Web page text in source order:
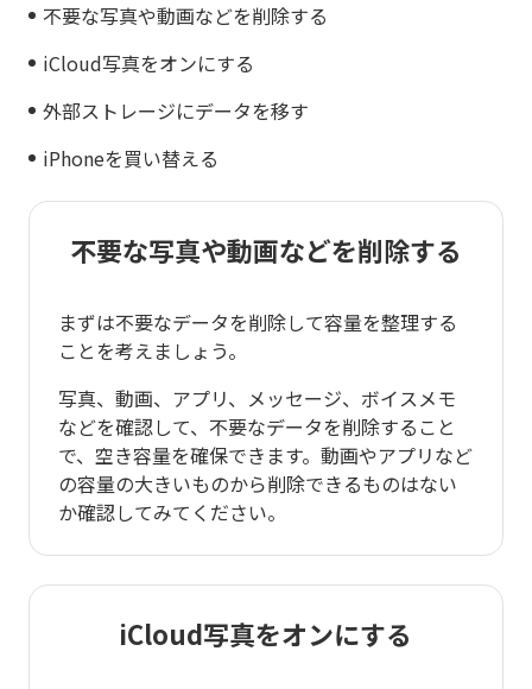
不要な写真や動画などを削除する
iCloud写真をオンにする
外部ストレージにデータを移す
iPhoneを買い替える
不要な写真や動画などを削除する
まずは不要なデータを削除して容量を整理する
ことを考えましょう。
写真、動画、アプリ、メッセージ、ボイスメモ
などを確認して、不要なデータを削除すること
で、空き容量を確保できます。動画やアプリなど
の容量の大きいものから削除できるものはない
か確認してみてください。
iCloud写真をオンにする